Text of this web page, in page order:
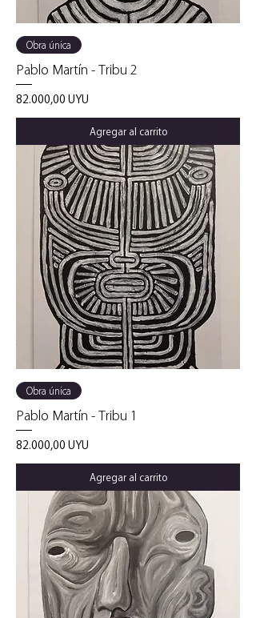
Obra única
Pablo Martín - Tribu 2
Precio
82.000,00 UYU
Agregar al carrito
Obra única
Pablo Martín - Tribu 1
Precio
82.000,00 UYU
Agregar al carrito